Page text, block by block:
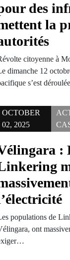
des
la
citoyenne à
dimanche 12
s’est
OCTOBER
02, 2025
:
populations de
ont